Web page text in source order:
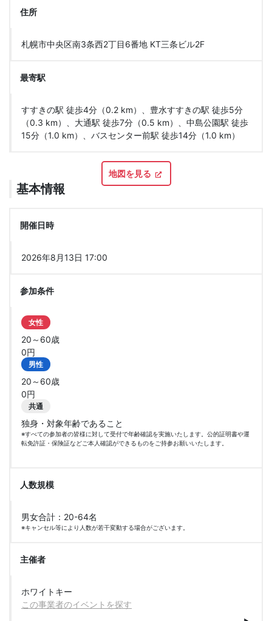
住所
札幌市中央区南3条西2丁目6番地 KT三条ビル2F
最寄駅
すすきの駅 徒歩4分（0.2 km）、豊水すすきの駅 徒歩5分
（0.3 km）、大通駅 徒歩7分（0.5 km）、中島公園駅 徒歩
15分（1.0 km）、バスセンター前駅 徒歩14分（1.0 km）
地図を見る
基本情報
開催日時
2026年8月13日 17:00
参加条件
女性
20～60歳
0円
男性
20～60歳
0円
共通
独身・対象年齢であること
※すべての参加者の皆様に対して受付で年齢確認を実施いたします。公的証明書や運
転免許証・保険証などご本人確認ができるものをご持参お願いいたします。
人数規模
男女合計：20-64名
※キャンセル等により人数が若干変動する場合がございます。
主催者
ホワイトキー
この事業者のイベントを探す